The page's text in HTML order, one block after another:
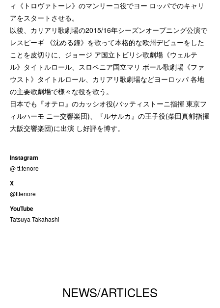
ィ《トロヴァトーレ》のマンリーコ役でヨー ロッパでのキャリ
アをスタートさせる。
以後、カリアリ歌劇場の2015/16年シーズンオープニング公演で
レスピーギ 《沈める鐘》を歌って本格的な欧州デビューをした
ことを皮切りに、ジョージ ア国立トビリシ歌劇場《ウェルテ
ル》タイトルロール、スロベニア国立マリ ボール歌劇場《ファ
ウスト》タイトルロール、カリアリ歌劇場などヨーロッパ 各地
の主要歌劇場で様々な役を歌う。
日本でも『オテロ』のカッシオ役(バッティストーニ指揮 東京フ
ィルハーモ ニー交響楽団)、『ルサルカ』の王子役(柴田真郁指揮
大阪交響楽団)に出演 し好評を博す。
Instagram
@ tt.tenore
X
@tttenore
YouTube
Tatsuya Takahashi
NEWS/ARTICLES